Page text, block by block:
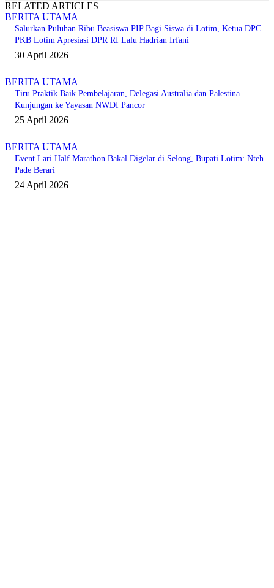
RELATED ARTICLES
BERITA UTAMA
Salurkan Puluhan Ribu Beasiswa PIP Bagi Siswa di Lotim, Ketua DPC
PKB Lotim Apresiasi DPR RI Lalu Hadrian Irfani
30 April 2026
BERITA UTAMA
Tiru Praktik Baik Pembelajaran, Delegasi Australia dan Palestina
Kunjungan ke Yayasan NWDI Pancor
25 April 2026
BERITA UTAMA
Event Lari Half Marathon Bakal Digelar di Selong, Bupati Lotim: Nteh
Pade Berari
24 April 2026